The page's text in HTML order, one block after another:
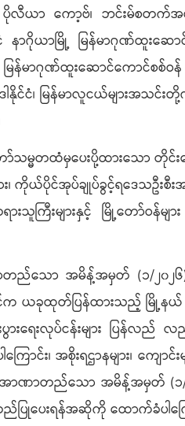
ပိုလီယာ ကော့ဗ်၊ ဘင်းမ်စတက်
ဂိုယာမြို့ မြန်မာဂုဏ်ထူးဆေ
မာဂုဏ်ထူးဆောင်ကောင်စစ်ဝ
ငံ၊ မြန်မာလူငယ်များအသင်
တထံမှပေးပို့ထားသော တိုင်း
ကိုယ်ပိုင်အုပ်ချုပ်ခွင့်ရဒေသဦးစီး
ြီးများနှင့် မြို့တော်ဝန်မ
ာ အမိန့်အမှတ် (၁/၂၀၂၆) အရ
ယခုထုတ်ပြန်ထားသည့် မြို့နယ် ၆
ားရေးလုပ်ငန်းများ ပြန်လ
ြောင်း၊ အစိုးရဌာနများ၊
တည်သော အမိန့်အမှတ် (၁/၂၀၂
ပေးရန်အဆိုကို ထောက်ခံပါကြ